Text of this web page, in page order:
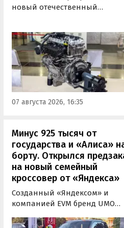
новый отечественный
получивший индекс 414320.
Корреспонденту
«Автоновостей дня» удалось
лично ознакомиться с
новинкой на выставке
«Иннопром» в
07 августа 2026, 16:35
Минус 925 тысяч от
государства и «Алиса»
борту. Открылся
на новый семейный
кроссовер от «Яндекса»
Созданный «Яндексом» и
компанией EVM бренд UMO
на свою вторую модель